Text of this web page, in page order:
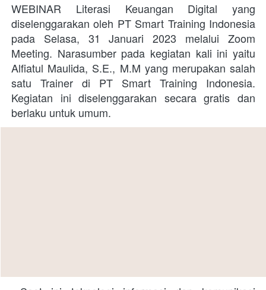
WEBINAR Literasi Keuangan Digital yang
diselenggarakan oleh PT Smart Training Indonesia
pada Selasa, 31 Januari 2023 melalui Zoom
Meeting. Narasumber pada kegiatan kali ini yaitu
Alfiatul Maulida, S.E., M.M yang merupakan salah
satu Trainer di PT Smart Training Indonesia.
Kegiatan ini diselenggarakan secara gratis dan
berlaku untuk umum.